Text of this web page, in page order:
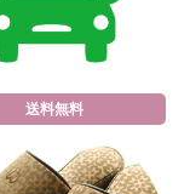
送料無料